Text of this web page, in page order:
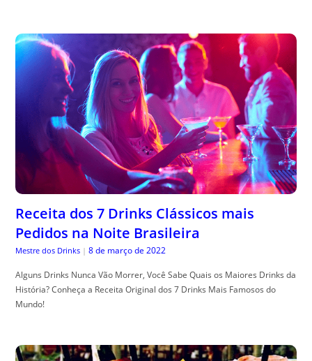
Receita dos 7 Drinks Clássicos mais
Pedidos na Noite Brasileira
Mestre dos Drinks | 8 de março de 2022
Alguns Drinks Nunca Vão Morrer, Você Sabe Quais os Maiores Drinks da
História? Conheça a Receita Original dos 7 Drinks Mais Famosos do
Mundo!